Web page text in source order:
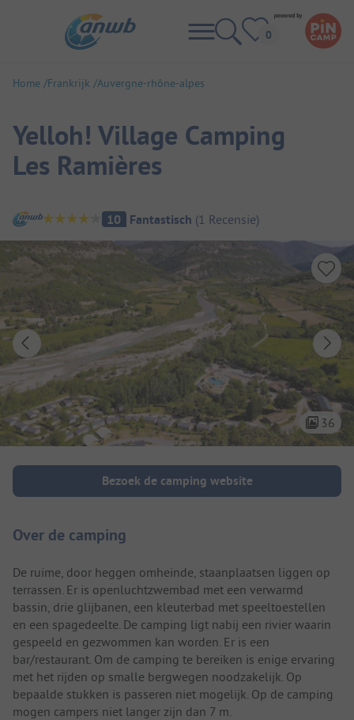
Home Frankrijk Auvergne-rhône-alpes
Yelloh! Village Camping
Les Ramières
Camping overzicht
10 Fantastisch (1 Recensie)
36
Camping introductie
Bezoek de camping website
Over de camping
De ruime, door heggen omheinde, staanplaatsen liggen op
terrassen. Er is openluchtzwembad met een verwarmd
bassin, drie glijbanen, een kleuterbad met speeltoestellen
en een spagedeelte. De camping ligt nabij een rivier waarin
gespeeld en gezwommen kan worden. Er is een
bar/restaurant. Om de camping te bereiken is enige ervaring
met het rijden op smalle bergwegen noodzakelijk. Op
bepaalde stukken is passeren niet mogelijk. Op de camping
mogen campers niet langer zijn dan 7 m.